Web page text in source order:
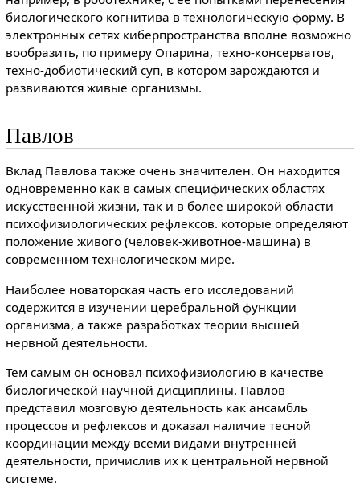
биологического когнитива в технологическую форму. В
электронных сетях киберпространства вполне возможно
вообразить, по примеру Опарина, техно-консерватов,
техно-добиотический суп, в котором зарождаются и
развиваются живые организмы.
Павлов
Вклад Павлова также очень значителен. Он находится
одновременно как в самых специфических областях
искусственной жизни, так и в более широкой области
психофизиологических рефлексов. которые определяют
положение живого (человек-животное-машина) в
современном технологическом мире.
Наиболее новаторская часть его исследований
содержится в изучении церебральной функции
организма, а также разработках теории высшей
нервной деятельности.
Тем самым он основал психофизиологию в качестве
биологической научной дисциплины. Павлов
представил мозговую деятельность как ансамбль
процессов и рефлексов и доказал наличие тесной
координации между всеми видами внутренней
деятельности, причислив их к центральной нервной
системе.